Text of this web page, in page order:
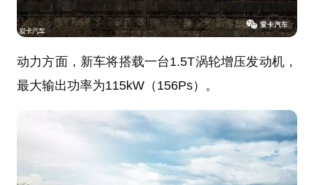
动力方面，新车将搭载一台1.5T涡轮增压发动机，
最大输出功率为115kW（156Ps）。